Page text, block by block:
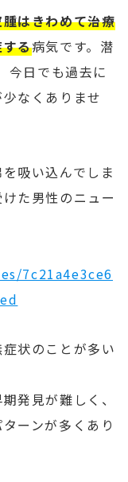
はきわめて治療
る病気です。潜
今日でも過去に
なくありませ
吸い込んでしま
た男性のニュー
7c21a4e3ce6
状のことが多い
発見が難しく、
ーンが多くあり